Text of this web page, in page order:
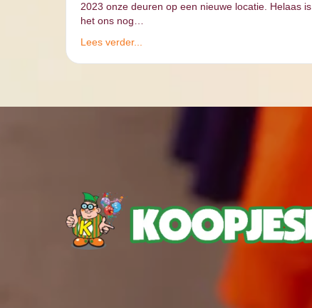
2023 onze deuren op een nieuwe locatie. Helaas is
het ons nog…
Lees verder...